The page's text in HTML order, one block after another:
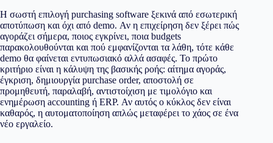
Η σωστή επιλογή purchasing software ξεκινά από εσωτερική
αποτύπωση και όχι από demo. Αν η επιχείρηση δεν ξέρει πώς
αγοράζει σήμερα, ποιος εγκρίνει, ποια budgets
παρακολουθούνται και πού εμφανίζονται τα λάθη, τότε κάθε
demo θα φαίνεται εντυπωσιακό αλλά ασαφές. Το πρώτο
κριτήριο είναι η κάλυψη της βασικής ροής: αίτημα αγοράς,
έγκριση, δημιουργία purchase order, αποστολή σε
προμηθευτή, παραλαβή, αντιστοίχιση με τιμολόγιο και
ενημέρωση accounting ή ERP. Αν αυτός ο κύκλος δεν είναι
καθαρός, η αυτοματοποίηση απλώς μεταφέρει το χάος σε ένα
νέο εργαλείο.